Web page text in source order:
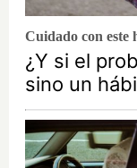
Cuidado con este
¿Y si el
sino un